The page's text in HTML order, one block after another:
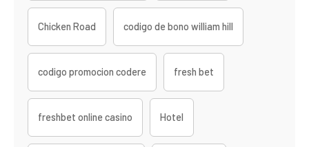
Chicken Road codigo de bono william hill
codigo promocion codere fresh bet
freshbet online casino Hotel